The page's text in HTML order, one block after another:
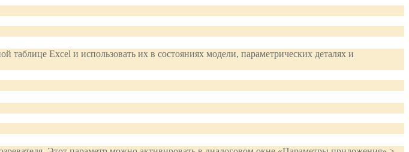
Excel и использовать их в состояниях модели, параметрических деталях и